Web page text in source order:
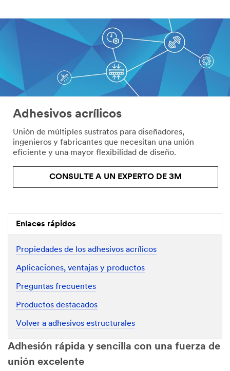
Adhesivos acrílicos
Unión de múltiples sustratos para diseñadores,
ingenieros y fabricantes que necesitan una unión
eficiente y una mayor flexibilidad de diseño.
CONSULTE A UN EXPERTO DE 3M
Enlaces rápidos
Propiedades de los adhesivos acrílicos
Aplicaciones, ventajas y productos
Preguntas frecuentes
Productos destacados
Volver a adhesivos estructurales
Adhesión rápida y sencilla con una fuerza de
unión excelente